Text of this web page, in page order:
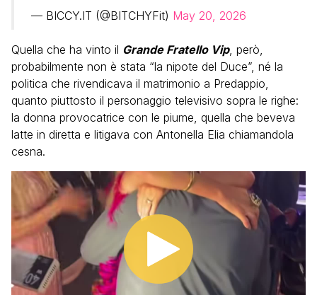
— BICCY.IT (@BITCHYFit) May 20, 2026
Quella che ha vinto il Grande Fratello Vip, però,
probabilmente non è stata “la nipote del Duce”, né la
politica che rivendicava il matrimonio a Predappio,
quanto piuttosto il personaggio televisivo sopra le righe:
la donna provocatrice con le piume, quella che beveva
latte in diretta e litigava con Antonella Elia chiamandola
cesna.